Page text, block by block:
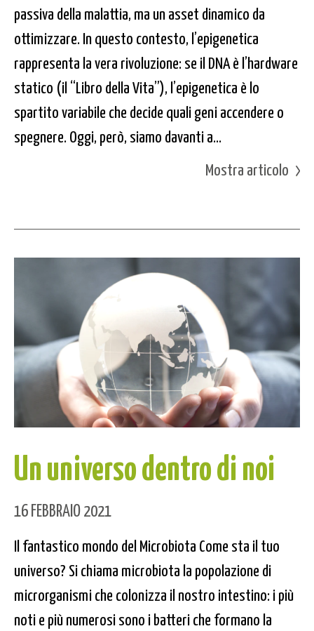
passiva della malattia, ma un asset dinamico da
ottimizzare. In questo contesto, l’epigenetica
rappresenta la vera rivoluzione: se il DNA è l’hardware
statico (il “Libro della Vita”), l’epigenetica è lo
spartito variabile che decide quali geni accendere o
spegnere. Oggi, però, siamo davanti a...
Mostra articolo
Un universo dentro di noi
16 FEBBRAIO 2021
Il fantastico mondo del Microbiota Come sta il tuo
universo? Si chiama microbiota la popolazione di
microrganismi che colonizza il nostro intestino: i più
noti e più numerosi sono i batteri che formano la